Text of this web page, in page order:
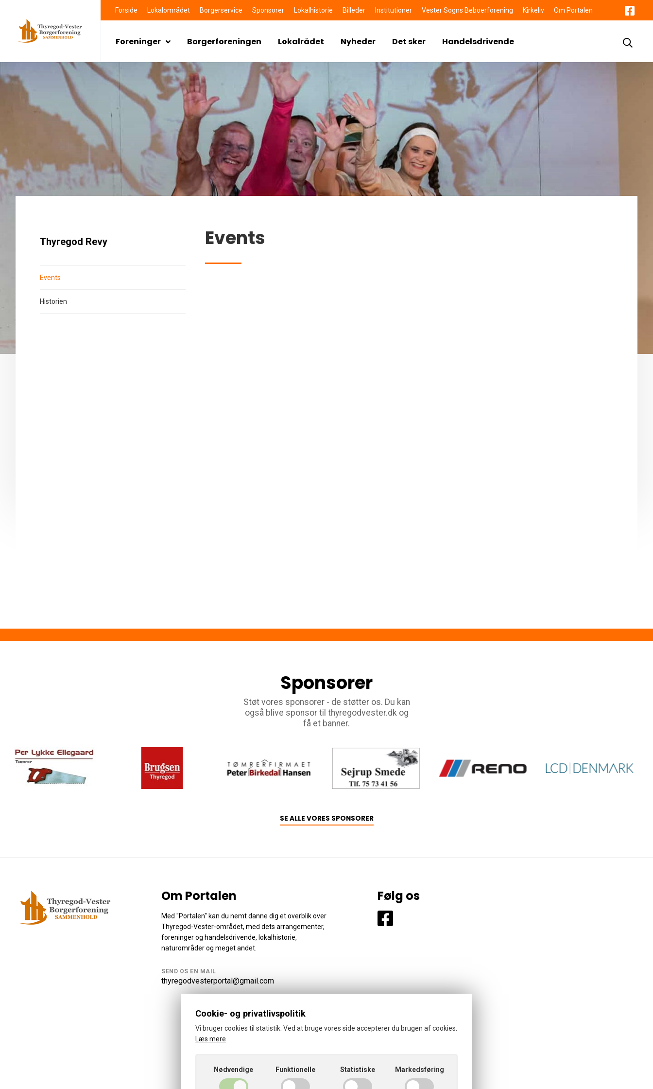
Forside Lokalområdet Borgerservice Sponsorer Lokalhistorie Billeder Institutioner Vester Sogns Beboerforening Kirkeliv Om Portalen
Foreninger Borgerforeningen Lokalrådet Nyheder Det sker Handelsdrivende
Events
Thyregod Revy
Events
Historien
Sponsorer
Støt vores sponsorer - de støtter os. Du kan
også blive sponsor til thyregodvester.dk og
få et banner.
SE ALLE VORES SPONSORER
Om Portalen
Med "Portalen" kan du nemt danne dig et overblik over
Thyregod-Vester-området, med dets arrangementer,
foreninger og handelsdrivende, lokalhistorie,
naturområder og meget andet.
SEND OS EN MAIL
thyregodvesterportal@gmail.com
Følg os
Cookie- og privatlivspolitik
Vi bruger cookies til statistik. Ved at bruge vores side accepterer du brugen af cookies.
Læs mere
Nødvendige Funktionelle Statistiske Markedsføring